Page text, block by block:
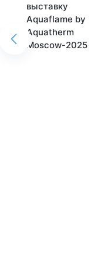
выставку
Aquaflame by
Aquatherm
Moscow-2025